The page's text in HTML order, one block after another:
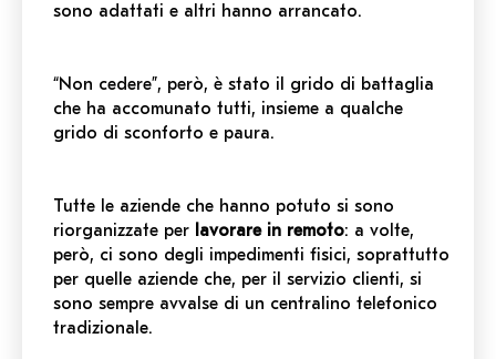
sono adattati e altri hanno arrancato.
“Non cedere”, però, è stato il grido di battaglia
che ha accomunato tutti, insieme a qualche
grido di sconforto e paura.
Tutte le aziende che hanno potuto si sono
riorganizzate per lavorare in remoto: a volte,
però, ci sono degli impedimenti fisici, soprattutto
per quelle aziende che, per il servizio clienti, si
sono sempre avvalse di un centralino telefonico
tradizionale.